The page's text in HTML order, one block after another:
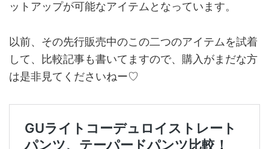
ットアップが可能なアイテムとなっています。
以前、その先行販売中のこの二つのアイテムを試着
して、比較記事も書いてますので、購入がまだな方
は是非見てくださいねー♡